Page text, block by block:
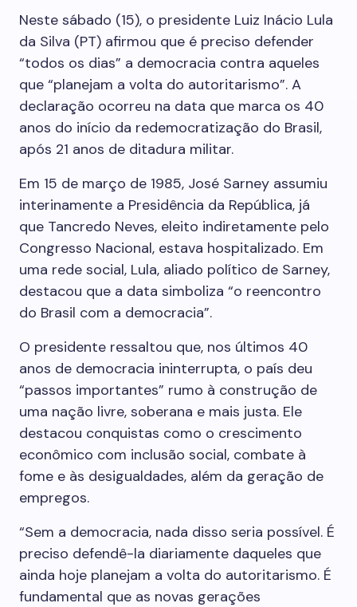
Neste sábado (15), o presidente Luiz Inácio Lula
da Silva (PT) afirmou que é preciso defender
“todos os dias” a democracia contra aqueles
que “planejam a volta do autoritarismo”. A
declaração ocorreu na data que marca os 40
anos do início da redemocratização do Brasil,
após 21 anos de ditadura militar.
Em 15 de março de 1985, José Sarney assumiu
interinamente a Presidência da República, já
que Tancredo Neves, eleito indiretamente pelo
Congresso Nacional, estava hospitalizado. Em
uma rede social, Lula, aliado político de Sarney,
destacou que a data simboliza “o reencontro
do Brasil com a democracia”.
O presidente ressaltou que, nos últimos 40
anos de democracia ininterrupta, o país deu
“passos importantes” rumo à construção de
uma nação livre, soberana e mais justa. Ele
destacou conquistas como o crescimento
econômico com inclusão social, combate à
fome e às desigualdades, além da geração de
empregos.
“Sem a democracia, nada disso seria possível. É
preciso defendê-la diariamente daqueles que
ainda hoje planejam a volta do autoritarismo. É
fundamental que as novas gerações